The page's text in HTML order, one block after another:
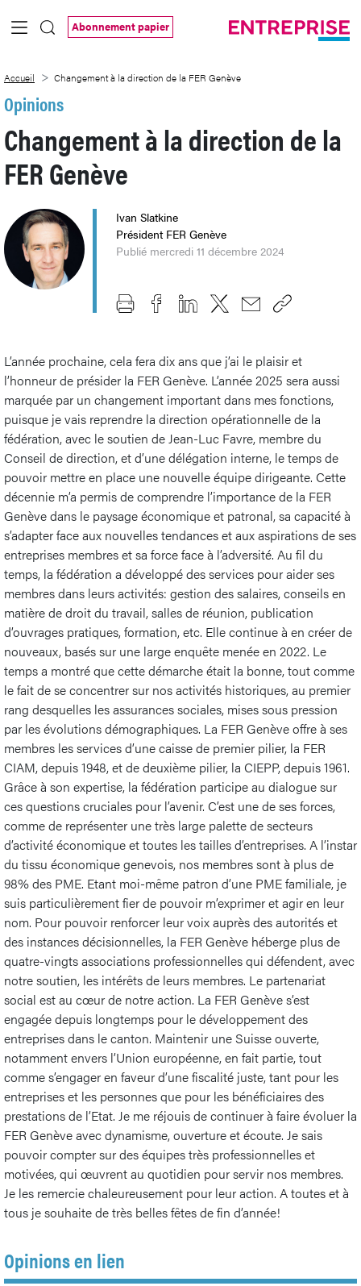
Saut au contenu principal
Abonnement papier
Accueil Changement à la direction de la FER Genève
Opinions
Changement à la direction de la
FER Genève
Ivan Slatkine
Président FER Genève
Publié mercredi 11 décembre 2024
L’année prochaine, cela fera dix ans que j’ai le plaisir et
l’honneur de présider la FER Genève. L’année 2025 sera aussi
marquée par un changement important dans mes fonctions,
puisque je vais reprendre la direction opérationnelle de la
fédération, avec le soutien de Jean-Luc Favre, membre du
Conseil de direction, et d’une délégation interne, le temps de
pouvoir mettre en place une nouvelle équipe dirigeante. Cette
décennie m’a permis de comprendre l’importance de la FER
Genève dans le paysage économique et patronal, sa capacité à
s’adapter face aux nouvelles tendances et aux aspirations de ses
entreprises membres et sa force face à l’adversité. Au fil du
temps, la fédération a développé des services pour aider ses
membres dans leurs activités: gestion des salaires, conseils en
matière de droit du travail, salles de réunion, publication
d’ouvrages pratiques, formation, etc. Elle continue à en créer de
nouveaux, basés sur une large enquête menée en 2022. Le
temps a montré que cette démarche était la bonne, tout comme
le fait de se concentrer sur nos activités historiques, au premier
rang desquelles les assurances sociales, mises sous pression
par les évolutions démographiques. La FER Genève offre à ses
membres les services d’une caisse de premier pilier, la FER
CIAM, depuis 1948, et de deuxième pilier, la CIEPP, depuis 1961.
Grâce à son expertise, la fédération participe au dialogue sur
ces questions cruciales pour l’avenir. C’est une de ses forces,
comme de représenter une très large palette de secteurs
d’activité économique et toutes les tailles d’entreprises. A l’instar
du tissu économique genevois, nos membres sont à plus de
98% des PME. Etant moi-même patron d’une PME familiale, je
suis particulièrement fier de pouvoir m’exprimer et agir en leur
nom. Pour pouvoir renforcer leur voix auprès des autorités et
des instances décisionnelles, la FER Genève héberge plus de
quatre-vingts associations professionnelles qui défendent, avec
notre soutien, les intérêts de leurs membres. Le partenariat
social est au cœur de notre action. La FER Genève s’est
engagée depuis longtemps pour le développement des
entreprises dans le canton. Maintenir une Suisse ouverte,
notamment envers l’Union européenne, en fait partie, tout
comme s’engager en faveur d’une fiscalité juste, tant pour les
entreprises et les personnes que pour les bénéficiaires des
prestations de l’Etat. Je me réjouis de continuer à faire évoluer la
FER Genève avec dynamisme, ouverture et écoute. Je sais
pouvoir compter sur des équipes très professionnelles et
motivées, qui œuvrent au quotidien pour servir nos membres.
Je les remercie chaleureusement pour leur action. A toutes et à
tous je souhaite de très belles fêtes de fin d’année!
Opinions en lien